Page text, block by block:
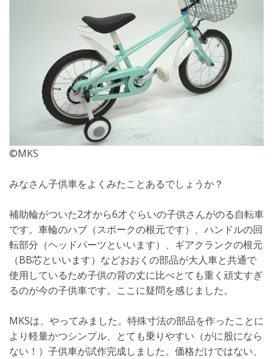
©MKS
みなさん子供車をよくみたことあるでしょうか？
補助輪がついた2才から6才ぐらいの子供さんがのる自転車
です。車輪のハブ（スポークの根元です）、ハンドルの回
転部分（ヘッドパーツといいます）、ギアクランクの根元
（BB芯といいます）などおおくの部品が大人車と共通で
使用しているため子供の背の丈に比べとても重く頑丈すぎ
るのが今の子供車です。ここに疑問を感じました。
MKSは、やってみました。特殊寸法の部品を作ったことに
より軽量かつシンプル、とても乗りやすい（がに股になら
ない！）子供車が試作完成しました。価格だけではない、